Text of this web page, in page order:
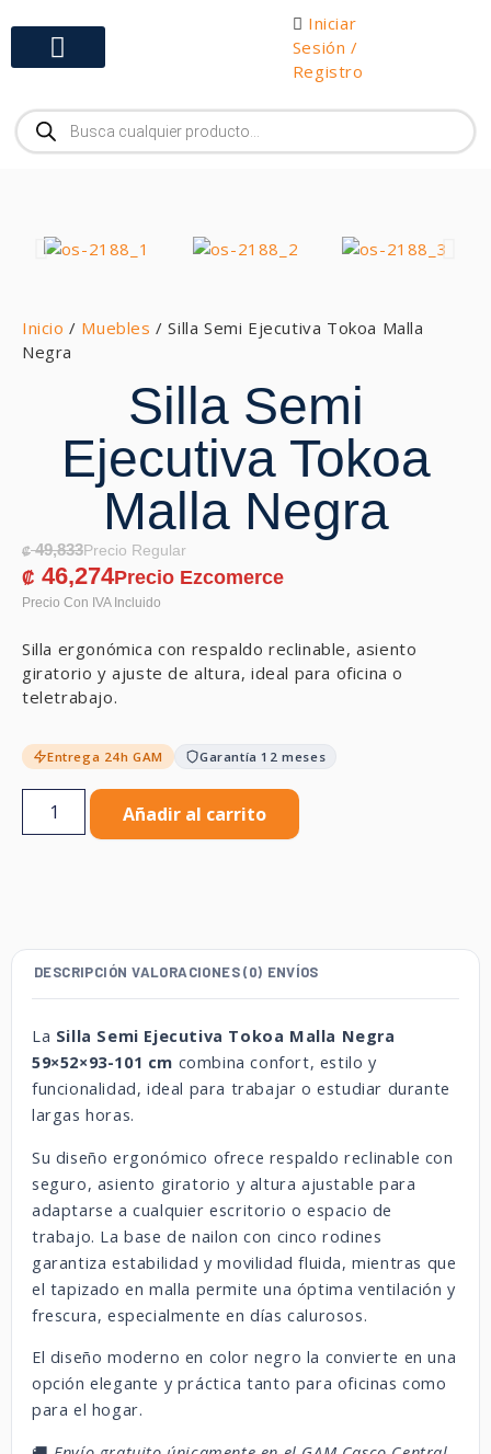
Iniciar
Sesión /
Registro
Inicio / Muebles / Silla Semi Ejecutiva Tokoa Malla
Negra
Silla Semi
Ejecutiva Tokoa
Malla Negra
₡49,833
₡ 46,274
Silla ergonómica con respaldo reclinable, asiento
giratorio y ajuste de altura, ideal para oficina o
teletrabajo.
Entrega 24h GAM Garantía 12 meses
Añadir al carrito
DESCRIPCIÓN VALORACIONES (0) ENVÍOS
La Silla Semi Ejecutiva Tokoa Malla Negra
59×52×93-101 cm combina confort, estilo y
funcionalidad, ideal para trabajar o estudiar durante
largas horas.
Su diseño ergonómico ofrece respaldo reclinable con
seguro, asiento giratorio y altura ajustable para
adaptarse a cualquier escritorio o espacio de
trabajo. La base de nailon con cinco rodines
garantiza estabilidad y movilidad fluida, mientras que
el tapizado en malla permite una óptima ventilación y
frescura, especialmente en días calurosos.
El diseño moderno en color negro la convierte en una
opción elegante y práctica tanto para oficinas como
para el hogar.